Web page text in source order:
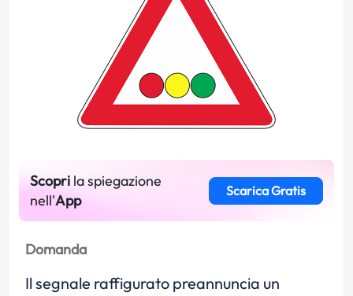
Scopri la spiegazione
nell'App
Scarica Gratis
Domanda
Il segnale raffigurato preannuncia un